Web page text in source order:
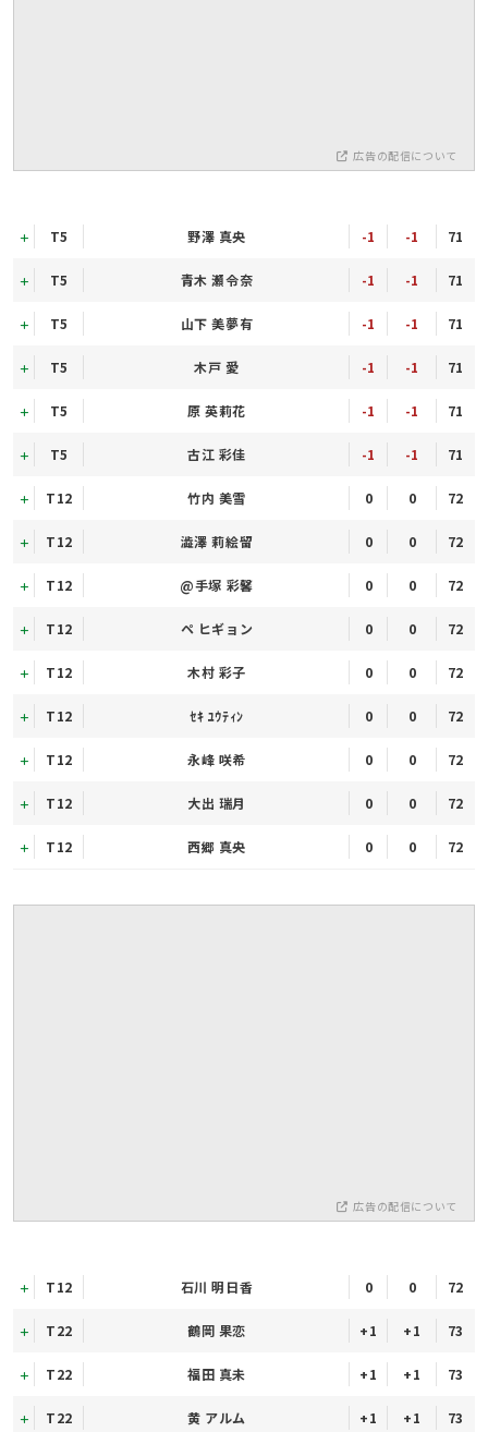
広告の配信について
T5 野澤 真央 -1 -1 71
T5 青木 瀬令奈 -1 -1 71
T5 山下 美夢有 -1 -1 71
T5 木戸 愛 -1 -1 71
T5 原 英莉花 -1 -1 71
T5 古江 彩佳 -1 -1 71
T12 竹内 美雪 0 0 72
T12 澁澤 莉絵留 0 0 72
T12 @手塚 彩馨 0 0 72
T12 ペ ヒギョン 0 0 72
T12 木村 彩子 0 0 72
T12 ｾｷ ﾕｳﾃｨﾝ 0 0 72
T12 永峰 咲希 0 0 72
T12 大出 瑞月 0 0 72
T12 西郷 真央 0 0 72
広告の配信について
T12 石川 明日香 0 0 72
T22 鶴岡 果恋 +1 +1 73
T22 福田 真未 +1 +1 73
T22 黄 アルム +1 +1 73